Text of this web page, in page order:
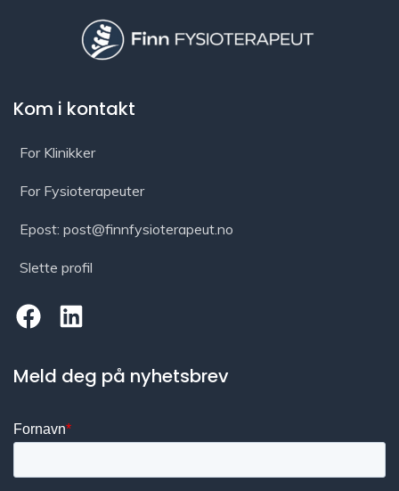
Kom i kontakt
For Klinikker
For Fysioterapeuter
Epost: post@finnfysioterapeut.no
Slette profil
Meld deg på nyhetsbrev